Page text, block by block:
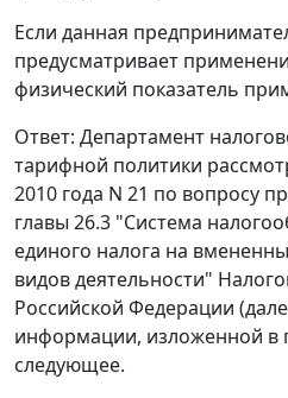
Если данная
предусматривает
физический показатель
Ответ: Департамент
тарифной политики
2010 года N 21 по вопросу
главы 26.3 "Система
единого налога на
видов деятельности"
Российской Федерации
информации, изложенной в
следующее.